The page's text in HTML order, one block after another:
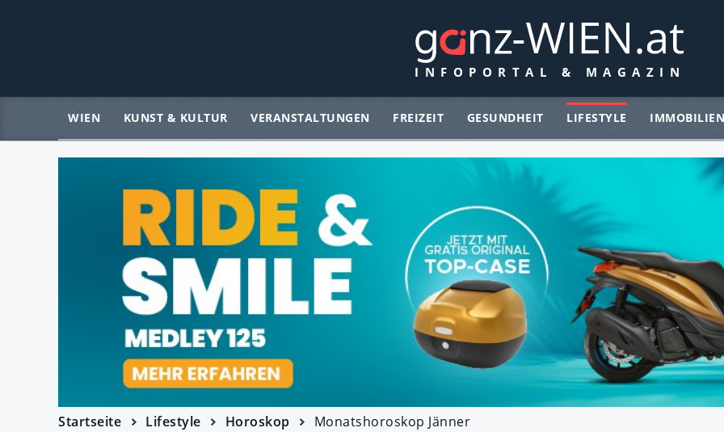
WIEN KUNST & KULTUR VERANSTALTUNGEN FREIZEIT GESUNDHEIT LIFESTYLE
Startseite Lifestyle Horoskop Monatshoroskop Jänner